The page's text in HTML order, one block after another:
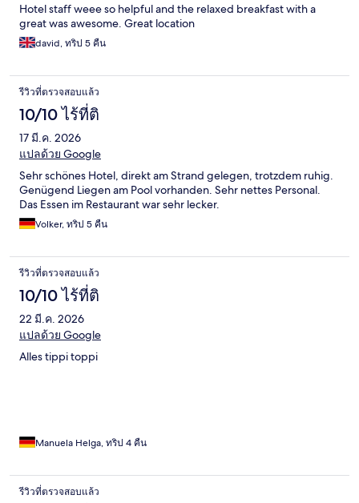
Hotel staff weee so helpful and the relaxed breakfast with a
great was awesome. Great location
david, ทริป 5 คืน
รีวิวที่ตรวจสอบแล้ว
10/10 ไร้ที่ติ
17 มี.ค. 2026
แปลด้วย Google
Sehr schönes Hotel, direkt am Strand gelegen, trotzdem ruhig.
Genügend Liegen am Pool vorhanden. Sehr nettes Personal.
Das Essen im Restaurant war sehr lecker.
Volker, ทริป 5 คืน
รีวิวที่ตรวจสอบแล้ว
10/10 ไร้ที่ติ
22 มี.ค. 2026
แปลด้วย Google
Alles tippi toppi
Manuela Helga, ทริป 4 คืน
รีวิวที่ตรวจสอบแล้ว